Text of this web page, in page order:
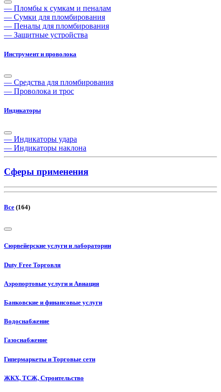
— Пломбы к сумкам и пеналам
— Сумки для пломбирования
— Пеналы для пломбирования
— Защитные устройства
Инструмент и проволока
— Средства для пломбирования
— Проволока и трос
Индикаторы
— Индикаторы удара
— Индикаторы наклона
Сферы применения
Все (164)
Сюрвейерские услуги и лаборатории
Duty Free Торговля
Аэропортовые услуги и Авиация
Банковские и финансовые услуги
Водоснабжение
Газоснабжение
Гипермаркеты и Торговые сети
ЖКХ, ТСЖ, Строительство